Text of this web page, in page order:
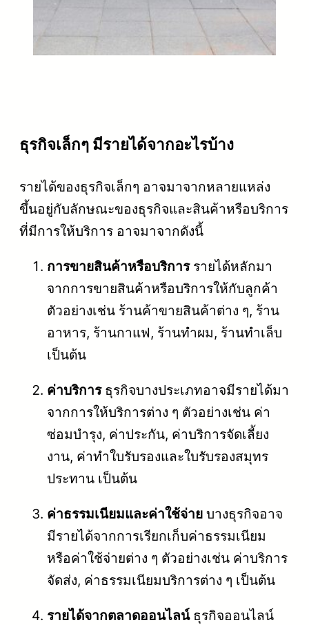
ธุรกิจเล็กๆ มีรายได้จากอะไรบ้าง
รายได้ของธุรกิจเล็กๆ อาจมาจากหลายแหล่ง
ขึ้นอยู่กับลักษณะของธุรกิจและสินค้าหรือบริการ
ที่มีการให้บริการ อาจมาจากดังนี้
การขายสินค้าหรือบริการรายได้หลักมา
จากการขายสินค้าหรือบริการให้กับลูกค้า
ตัวอย่างเช่น ร้านค้าขายสินค้าต่าง ๆ, ร้าน
อาหาร, ร้านกาแฟ, ร้านทำผม, ร้านทำเล็บ
เป็นต้น
ค่าบริการธุรกิจบางประเภทอาจมีรายได้มา
จากการให้บริการต่าง ๆ ตัวอย่างเช่น ค่า
ซ่อมบำรุง, ค่าประกัน, ค่าบริการจัดเลี้ยง
งาน, ค่าทำใบรับรองและใบรับรองสมุทร
ประทาน เป็นต้น
ค่าธรรมเนียมและค่าใช้จ่าย บางธุรกิจอาจ
มีรายได้จากการเรียกเก็บค่าธรรมเนียม
หรือค่าใช้จ่ายต่าง ๆ ตัวอย่างเช่น ค่าบริการ
จัดส่ง, ค่าธรรมเนียมบริการต่าง ๆ เป็นต้น
รายได้จากตลาดออนไลน์ธุรกิจออนไลน์